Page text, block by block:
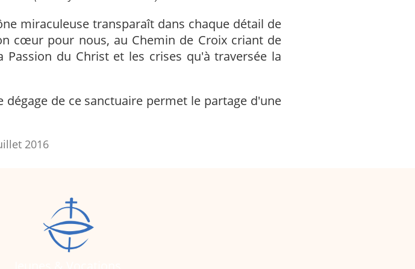
miraculeuse transparaît dans chaque détail de
cœur pour nous, au Chemin de Croix criant de
du Christ et les crises qu'à traversée la
de ce sanctuaire permet le partage d'une
2016